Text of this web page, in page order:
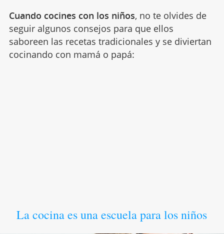
Cuando cocines con los niños, no te olvides de
seguir algunos consejos para que ellos
saboreen las recetas tradicionales y se diviertan
cocinando con mamá o papá:
La cocina es una escuela para los niños